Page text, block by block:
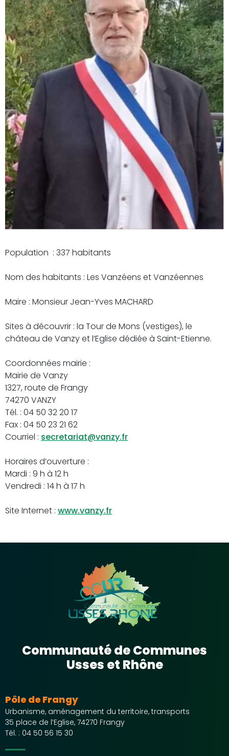
Population : 337 habitants
Nom des habitants : Les Vanzéens et Vanzéennes
Maire : Monsieur Jean-Yves MACHARD
Sites à découvrir : la Tour de Mons (vestiges), le
château de Vanzy et l’Eglise dédiée à Saint-Etienne.
Coordonnées mairie :
Mairie de Vanzy
1327, route de Frangy
74270 VANZY
Tél. : 04 50 32 20 17
Fax : 04 50 23 21 62
Courriel : secretariat@vanzy.fr
Horaires d’ouverture :
Mardi : 9 h à 12 h
Vendredi : 14 h à 17 h
Site Internet : www.vanzy.fr
Communauté de Communes
Usses et Rhône
Pôle de Frangy
Urbanisme, aménagement du territoire, transports
35 place de l’Eglise, 74270 Frangy
Tél. : 04 50 56 15 30